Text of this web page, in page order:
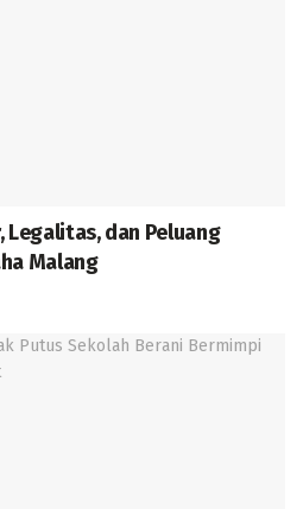
Legalitas, dan Peluang
Malang